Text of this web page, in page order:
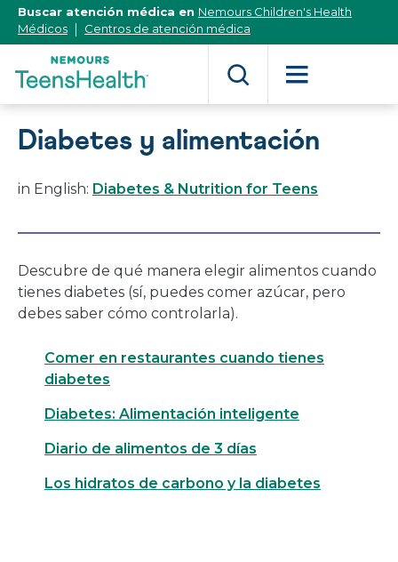
[Skip
Content]
Buscar atención médica en Nemours Children's Health
Médicos
Centros de atención médica
Diabetes y alimentación
in English: Diabetes & Nutrition for Teens
Descubre de qué manera elegir alimentos cuando
tienes diabetes (sí, puedes comer azúcar, pero
debes saber cómo controlarla).
Comer en restaurantes cuando tienes
diabetes
Diabetes: Alimentación inteligente
Diario de alimentos de 3 días
Los hidratos de carbono y la diabetes